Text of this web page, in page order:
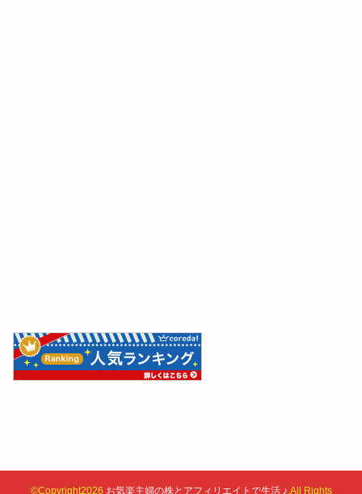
©Copyright2026 お気楽主婦の株とアフィリエイトで生活 ♪.All Rights